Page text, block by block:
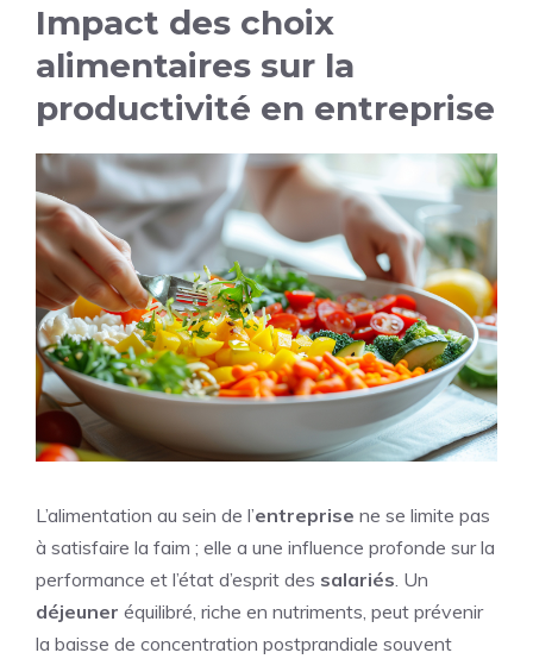
Impact des choix
alimentaires sur la
productivité en entreprise
L’alimentation au sein de l’entreprise ne se limite pas
à satisfaire la faim ; elle a une influence profonde sur la
performance et l’état d’esprit des salariés . Un
déjeuner équilibré, riche en nutriments, peut prévenir
la baisse de concentration postprandiale souvent